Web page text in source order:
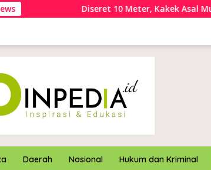
10 Meter, Kakek Asal Mubar Selamat Usai
Daerah Nasional Hukum dan Kriminal